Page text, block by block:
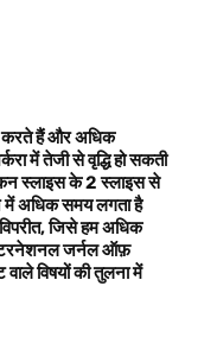
करते हैं और अधिक
में तेजी से वृद्धि हो सकती
स्लाइस के2स्लाइस से
में अधिक समय लगता है
, जिसे हम अधिक
जर्नल ऑफ़
विषयों की तुलना में